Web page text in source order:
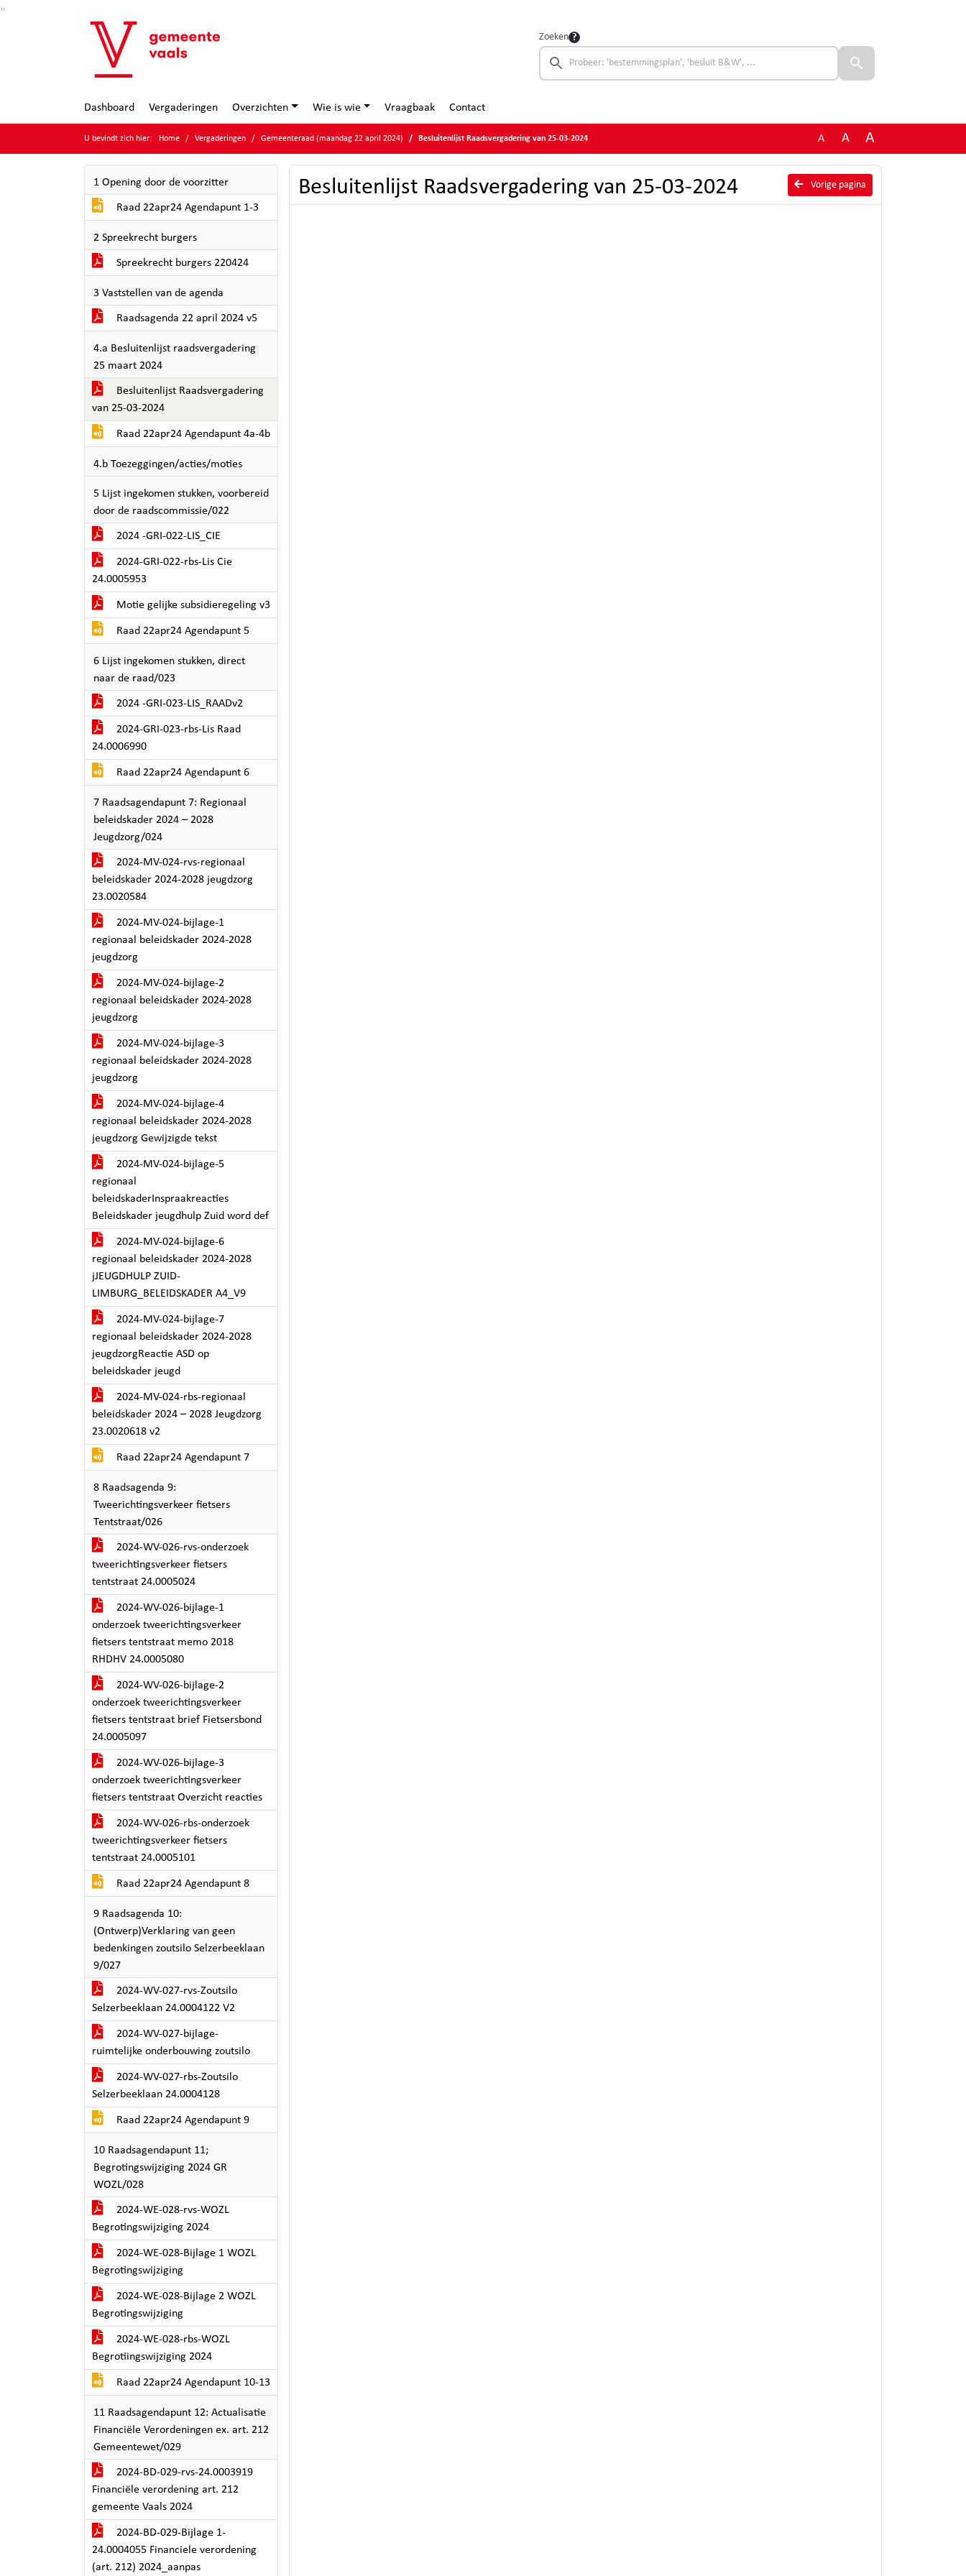
Zoeken
Dashboard Vergaderingen Overzichten Wie is wie Vraagbaak Contact
U bevindt zich hier: Home Vergaderingen Gemeenteraad (maandag 22 april 2024) Besluitenlijst Raadsvergadering van 25-03-2024 A A A
1 Opening door de voorzitter
Raad 22apr24 Agendapunt 1-3
2 Spreekrecht burgers
Spreekrecht burgers 220424
3 Vaststellen van de agenda
Raadsagenda 22 april 2024 v5
4.a Besluitenlijst raadsvergadering
25 maart 2024
Besluitenlijst Raadsvergadering
van 25-03-2024
Raad 22apr24 Agendapunt 4a-4b
4.b Toezeggingen/acties/moties
5 Lijst ingekomen stukken, voorbereid
door de raadscommissie/022
2024 -GRI-022-LIS_CIE
2024-GRI-022-rbs-Lis Cie
24.0005953
Motie gelijke subsidieregeling v3
Raad 22apr24 Agendapunt 5
6 Lijst ingekomen stukken, direct
naar de raad/023
2024 -GRI-023-LIS_RAADv2
2024-GRI-023-rbs-Lis Raad
24.0006990
Raad 22apr24 Agendapunt 6
7 Raadsagendapunt 7: Regionaal
beleidskader 2024 – 2028
Jeugdzorg/024
2024-MV-024-rvs-regionaal
beleidskader 2024-2028 jeugdzorg
23.0020584
2024-MV-024-bijlage-1
regionaal beleidskader 2024-2028
jeugdzorg
2024-MV-024-bijlage-2
regionaal beleidskader 2024-2028
jeugdzorg
2024-MV-024-bijlage-3
regionaal beleidskader 2024-2028
jeugdzorg
2024-MV-024-bijlage-4
regionaal beleidskader 2024-2028
jeugdzorg Gewijzigde tekst
2024-MV-024-bijlage-5
regionaal
beleidskaderInspraakreacties
Beleidskader jeugdhulp Zuid word def
2024-MV-024-bijlage-6
regionaal beleidskader 2024-2028
jJEUGDHULP ZUID-
LIMBURG_BELEIDSKADER A4_V9
2024-MV-024-bijlage-7
regionaal beleidskader 2024-2028
jeugdzorgReactie ASD op
beleidskader jeugd
2024-MV-024-rbs-regionaal
beleidskader 2024 – 2028 Jeugdzorg
23.0020618 v2
Raad 22apr24 Agendapunt 7
8 Raadsagenda 9:
Tweerichtingsverkeer fietsers
Tentstraat/026
2024-WV-026-rvs-onderzoek
tweerichtingsverkeer fietsers
tentstraat 24.0005024
2024-WV-026-bijlage-1
onderzoek tweerichtingsverkeer
fietsers tentstraat memo 2018
RHDHV 24.0005080
2024-WV-026-bijlage-2
onderzoek tweerichtingsverkeer
fietsers tentstraat brief Fietsersbond
24.0005097
2024-WV-026-bijlage-3
onderzoek tweerichtingsverkeer
fietsers tentstraat Overzicht reacties
2024-WV-026-rbs-onderzoek
tweerichtingsverkeer fietsers
tentstraat 24.0005101
Raad 22apr24 Agendapunt 8
9 Raadsagenda 10:
(Ontwerp)Verklaring van geen
bedenkingen zoutsilo Selzerbeeklaan
9/027
2024-WV-027-rvs-Zoutsilo
Selzerbeeklaan 24.0004122 V2
2024-WV-027-bijlage-
ruimtelijke onderbouwing zoutsilo
2024-WV-027-rbs-Zoutsilo
Selzerbeeklaan 24.0004128
Raad 22apr24 Agendapunt 9
10 Raadsagendapunt 11;
Begrotingswijziging 2024 GR
WOZL/028
2024-WE-028-rvs-WOZL
Begrotingswijziging 2024
2024-WE-028-Bijlage 1 WOZL
Begrotingswijziging
2024-WE-028-Bijlage 2 WOZL
Begrotingswijziging
2024-WE-028-rbs-WOZL
Begrotiingswijziging 2024
Raad 22apr24 Agendapunt 10-13
11 Raadsagendapunt 12: Actualisatie
Financiële Verordeningen ex. art. 212
Gemeentewet/029
2024-BD-029-rvs-24.0003919
Financiële verordening art. 212
gemeente Vaals 2024
2024-BD-029-Bijlage 1-
24.0004055 Financiele verordening
(art. 212) 2024_aanpas
Vorige pagina
Besluitenlijst Raadsvergadering van 25-03-2024